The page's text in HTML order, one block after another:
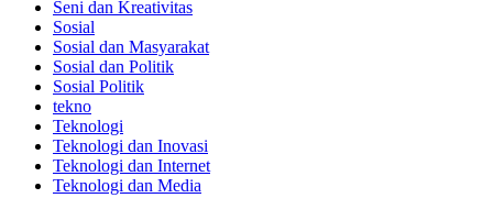
Seni dan Kreativitas
Sosial
Sosial dan Masyarakat
Sosial dan Politik
Sosial Politik
tekno
Teknologi
Teknologi dan Inovasi
Teknologi dan Internet
Teknologi dan Media